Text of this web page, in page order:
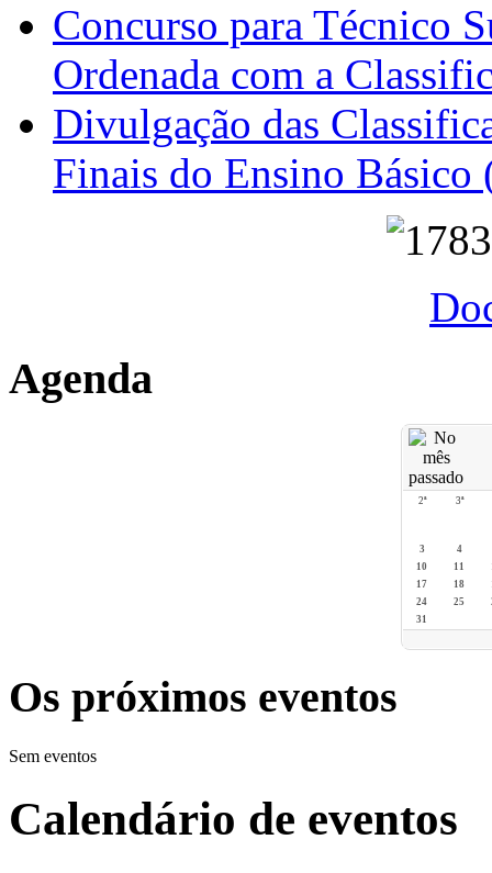
Concurso para Técnico
Ordenada com a
Divulgação das
Finais do Ensino Básico
Agenda
2ª 3ª
3
4
10
11
17
18
24
25
31
Os próximos eventos
Sem eventos
Calendário de eventos